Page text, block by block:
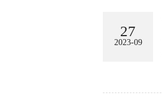
27
2023-09